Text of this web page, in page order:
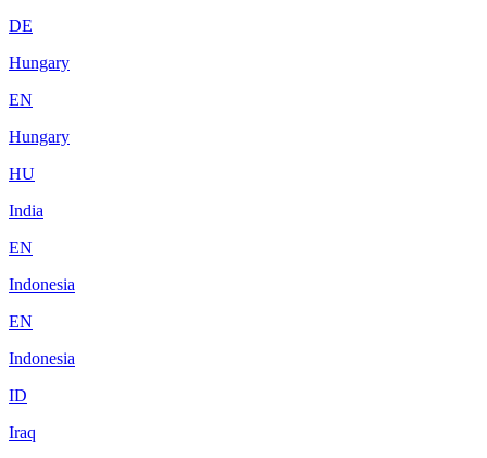
DE
Hungary
EN
Hungary
HU
India
EN
Indonesia
EN
Indonesia
ID
Iraq